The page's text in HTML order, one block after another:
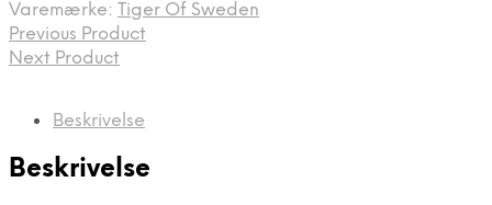
Varemærke: Tiger Of Sweden
Previous Product
Next Product
Beskrivelse
Beskrivelse